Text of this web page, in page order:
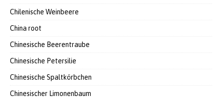
Chilenische Weinbeere
China root
Chinesische Beerentraube
Chinesische Petersilie
Chinesische Spaltkörbchen
Chinesischer Limonenbaum